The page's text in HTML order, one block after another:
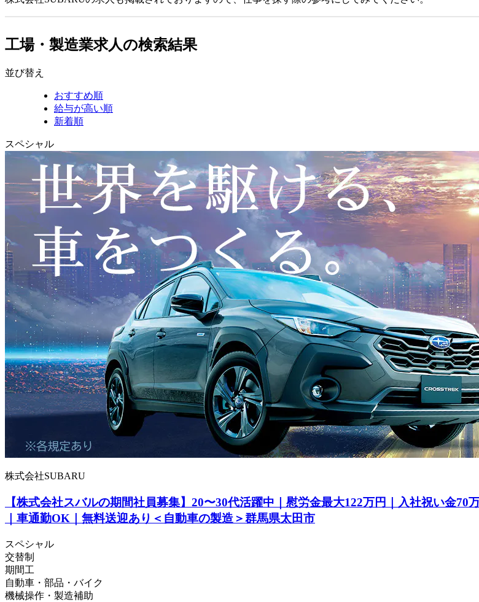
工場・製造業求人の検索結果
並び替え
おすすめ順
給与が高い順
新着順
スペシャル
株式会社SUBARU
【株式会社スバルの期間社員募集】20〜30代活躍中｜慰労金最大122万円｜入社祝い金
｜車通勤OK｜無料送迎あり＜自動車の製造＞群馬県太田市
スペシャル
交替制
期間工
自動車・部品・バイク
機械操作・製造補助